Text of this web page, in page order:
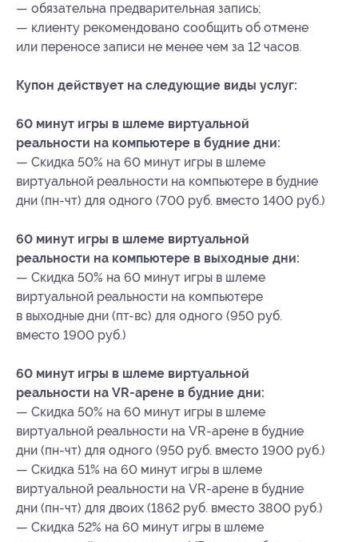
— обязательна предварительная запись;
— клиенту рекомендовано сообщить об отмене
или переносе записи не менее чем за 12 часов.
Купон действует на следующие виды услуг:
60 минут игры в шлеме виртуальной
реальности на компьютере в будние дни:
— Скидка 50% на 60 минут игры в шлеме
виртуальной реальности на компьютере в будние
дни (пн-чт) для одного (700 руб. вместо 1400 руб.)
60 минут игры в шлеме виртуальной
реальности на компьютере в выходные дни:
— Скидка 50% на 60 минут игры в шлеме
виртуальной реальности на компьютере
в выходные дни (пт-вс) для одного (950 руб.
вместо 1900 руб.)
60 минут игры в шлеме виртуальной
реальности на VR-арене в будние дни:
— Скидка 50% на 60 минут игры в шлеме
виртуальной реальности на VR-арене в будние
дни (пн-чт) для одного (950 руб. вместо 1900 руб.)
— Скидка 51% на 60 минут игры в шлеме
виртуальной реальности на VR-арене в будние
дни (пн-чт) для двоих (1862 руб. вместо 3800 руб.)
— Скидка 52% на 60 минут игры в шлеме